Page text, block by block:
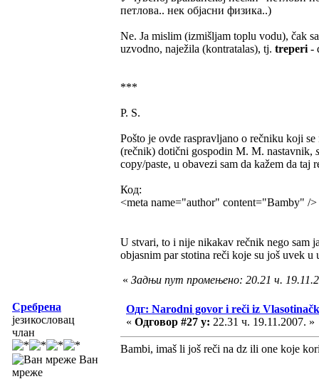
петлова.. нек објасни физика..)
Ne. Ja mislim (izmišljam toplu vodu), čak
uzvodno, naježila (kontratalas), tj. treperi -
***
P. S.
Pošto je ovde raspravljano o rečniku koji
(rečnik) dotični gospodin M. M. nastavnik,
copy/paste, u obavezi sam da kažem da
Код:
<meta name="author" content="Bamby" />
U stvari, to i nije nikakav rečnik nego sam
objasnim par stotina reči koje su još uvek u
« Задњи пут промењено: 20.21 ч.
Сребрена
језикословац
члан
Ван
мреже
Одг: Narodni govor i reči iz
« Одговор #27 у: 22.31 ч. 19.11.2007. »
Bambi, imaš li još reči na dz ili one koje